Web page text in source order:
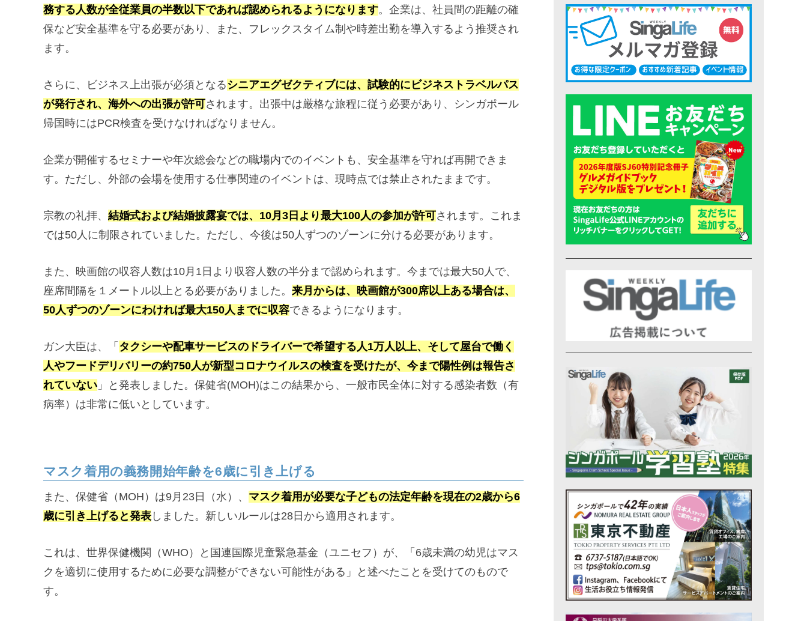
務する人数が全従業員の半数以下であれば認められるようになります。企業は、社員間の距離の確
保など安全基準を守る必要があり、また、フレックスタイム制や時差出勤を導入するよう推奨され
ます。
さらに、ビジネス上出張が必須となるシニアエグゼクティブには、試験的にビジネストラベルパス
が発行され、海外への出張が許可されます。出張中は厳格な旅程に従う必要があり、シンガポール
帰国時にはPCR検査を受けなければなりません。
企業が開催するセミナーや年次総会などの職場内でのイベントも、安全基準を守れば再開できま
す。ただし、外部の会場を使用する仕事関連のイベントは、現時点では禁止されたままです。
宗教の礼拝、 結婚式および結婚披露宴では、10月3日より最大100人の参加が許可されます。これま
では50人に制限されていました。ただし、今後は50人ずつのゾーンに分ける必要があります。
また、映画館の収容人数は10月1日より収容人数の半分まで認められます。今までは最大50人で、
座席間隔を１メートル以上とる必要がありました。 来月からは、映画館が300席以上ある場合は、
50人ずつのゾーンにわければ最大150人までに収容できるようになります。
ガン大臣は、「 タクシーや配車サービスのドライバーで希望する人1万人以上、そして屋台で働く
人やフードデリバリーの約750人が新型コロナウイルスの検査を受けたが、今まで陽性例は報告さ
れていない 」と発表しました。保健省(MOH)はこの結果から、一般市民全体に対する感染者数（有
病率）は非常に低いとしています。
マスク着用の義務開始年齢を6歳に引き上げる
また、保健省（MOH）は9月23日（水）、 マスク着用が必要な子どもの法定年齢を現在の2歳から6
歳に引き上げると発表 しました。新しいルールは28日から適用されます。
これは、世界保健機関（WHO）と国連国際児童緊急基金（ユニセフ）が、「6歳未満の幼児はマス
クを適切に使用するために必要な調整ができない可能性がある」と述べたことを受けてのもので
す。